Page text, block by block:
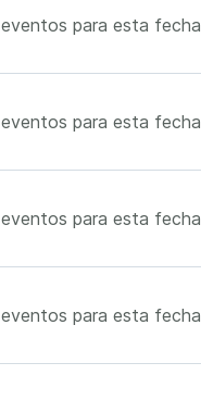
para esta fecha
para esta fecha
para esta fecha
para esta fecha